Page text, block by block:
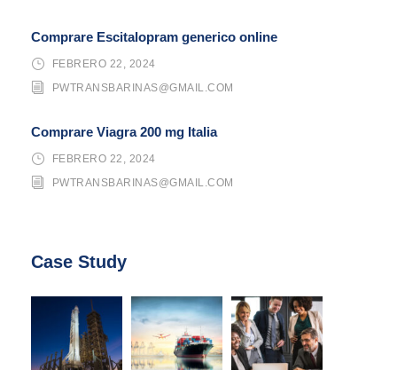
Comprare Escitalopram generico online
FEBRERO 22, 2024
PWTRANSBARINAS@GMAIL.COM
Comprare Viagra 200 mg Italia
FEBRERO 22, 2024
PWTRANSBARINAS@GMAIL.COM
Case Study